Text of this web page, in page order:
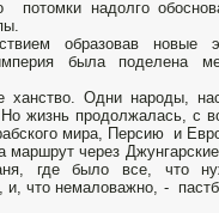
потомки надолго
образовав новые
была поделена
ханство. Одни народы,
жизнь продолжалась, с
мира, Персию и
через
где было все, что
и, что немаловажно, -